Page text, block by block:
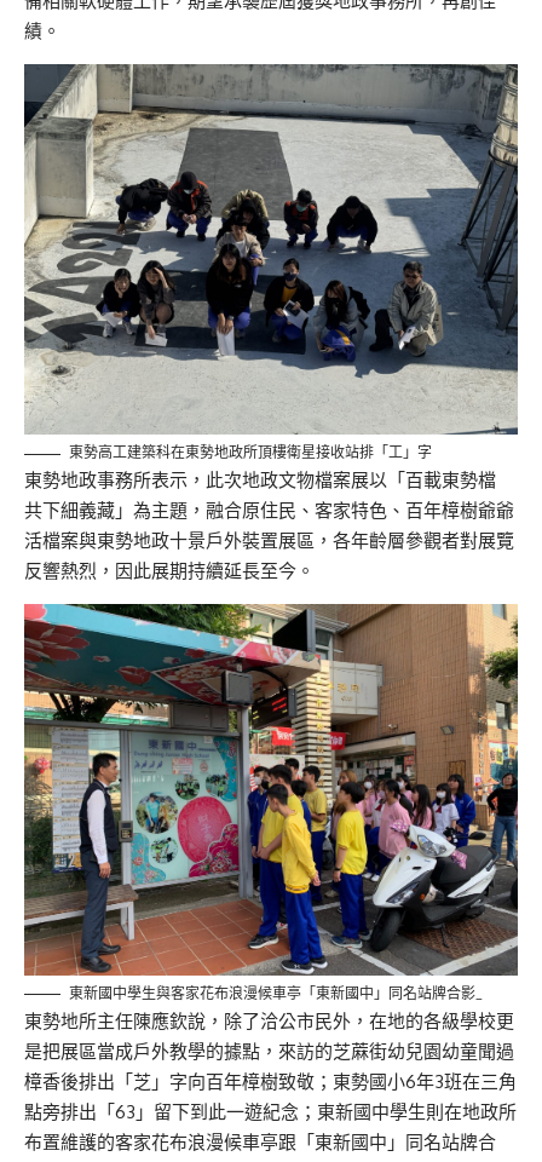
績。
東勢高工建築科在東勢地政所頂樓衛星接收站排「工」字
東勢地政事務所表示，此次地政文物檔案展以「百載東勢檔
共下細義藏」為主題，融合原住民、客家特色、百年樟樹爺爺
活檔案與東勢地政十景戶外裝置展區，各年齡層參觀者對展覽
反響熱烈，因此展期持續延長至今。
東新國中學生與客家花布浪漫候車亭「東新國中」同名站牌合影_
東勢地所主任陳應欽說，除了洽公市民外，在地的各級學校更
是把展區當成戶外教學的據點，來訪的芝蔴街幼兒園幼童聞過
樟香後排出「芝」字向百年樟樹致敬；東勢國小6年3班在三角
點旁排出「63」留下到此一遊紀念；東新國中學生則在地政所
布置維護的客家花布浪漫候車亭跟「東新國中」同名站牌合